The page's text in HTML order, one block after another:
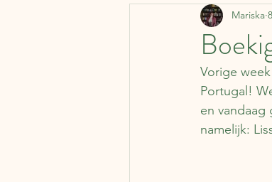
Denemarken
Koffer Columns
Nederland
Mariska
Vorige
Portugal!
en
namelijk: